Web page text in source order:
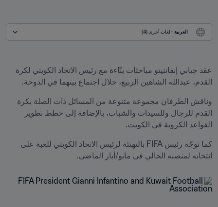
العربية
القدم، عبدالله الشاهين الربيع، خلال اجتماع بينهما في الدوحة.
القواعد الكروية في الكويت.
انتخابه لمنصبه الحالي في مايو/أيار الماضي.